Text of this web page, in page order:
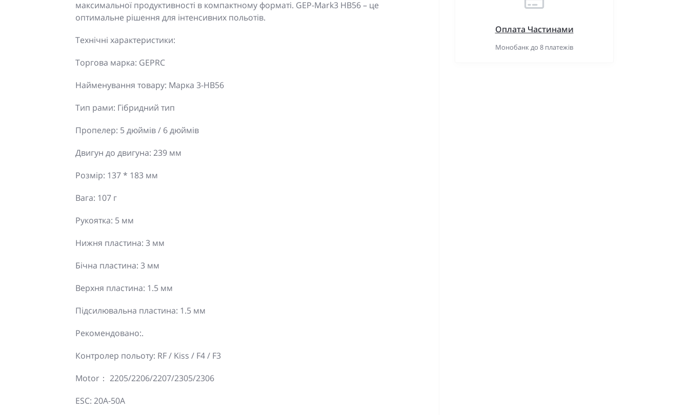
максимальної продуктивності в компактному форматі. GEP-Mark3 HB56 – це
оптимальне рішення для інтенсивних польотів.
Технічні характеристики:
Торгова марка: GEPRC
Найменування товару: Марка 3-HB56
Тип рами: Гібридний тип
Пропелер: 5 дюймів / 6 дюймів
Двигун до двигуна: 239 мм
Розмір: 137 * 183 мм
Вага: 107 г
Рукоятка: 5 мм
Нижня пластина: 3 мм
Бічна пластина: 3 мм
Верхня пластина: 1.5 мм
Підсилювальна пластина: 1.5 мм
Рекомендовано:.
Контролер польоту: RF / Kiss / F4 / F3
Motor： 2205/2206/2207/2305/2306
ESC: 20A-50A
Оплата Частинами
Монобанк до 8 платежів